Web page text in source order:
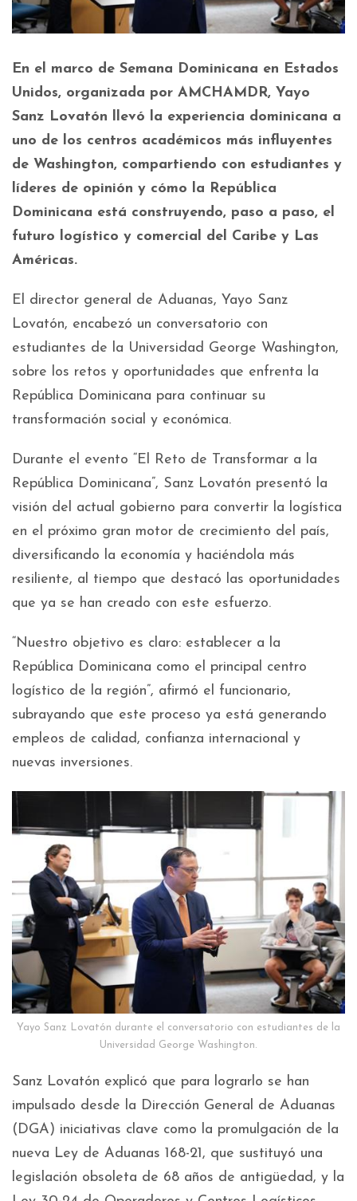
En el marco de Semana Dominicana en Estados
Unidos, organizada por AMCHAMDR, Yayo
Sanz Lovatón llevó la experiencia dominicana a
uno de los centros académicos más influyentes
de Washington, compartiendo con estudiantes y
líderes de opinión y cómo la República
Dominicana está construyendo, paso a paso, el
futuro logístico y comercial del Caribe y Las
Américas.
El director general de Aduanas, Yayo Sanz
Lovatón, encabezó un conversatorio con
estudiantes de la Universidad George Washington,
sobre los retos y oportunidades que enfrenta la
República Dominicana para continuar su
transformación social y económica.
Durante el evento “El Reto de Transformar a la
República Dominicana”, Sanz Lovatón presentó la
visión del actual gobierno para convertir la logística
en el próximo gran motor de crecimiento del país,
diversificando la economía y haciéndola más
resiliente, al tiempo que destacó las oportunidades
que ya se han creado con este esfuerzo.
“Nuestro objetivo es claro: establecer a la
República Dominicana como el principal centro
logístico de la región”, afirmó el funcionario,
subrayando que este proceso ya está generando
empleos de calidad, confianza internacional y
nuevas inversiones.
Yayo Sanz Lovatón durante el conversatorio con estudiantes de la
Universidad George Washington.
Sanz Lovatón explicó que para lograrlo se han
impulsado desde la Dirección General de Aduanas
(DGA) iniciativas clave como la promulgación de la
nueva Ley de Aduanas 168-21, que sustituyó una
legislación obsoleta de 68 años de antigüedad, y la